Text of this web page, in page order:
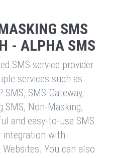
SMS
- ALPHA SMS
SMS service provider
services such as
SMS, SMS Gateway,
SMS, Non-Masking,
and easy-to-use SMS
integration with
You can also